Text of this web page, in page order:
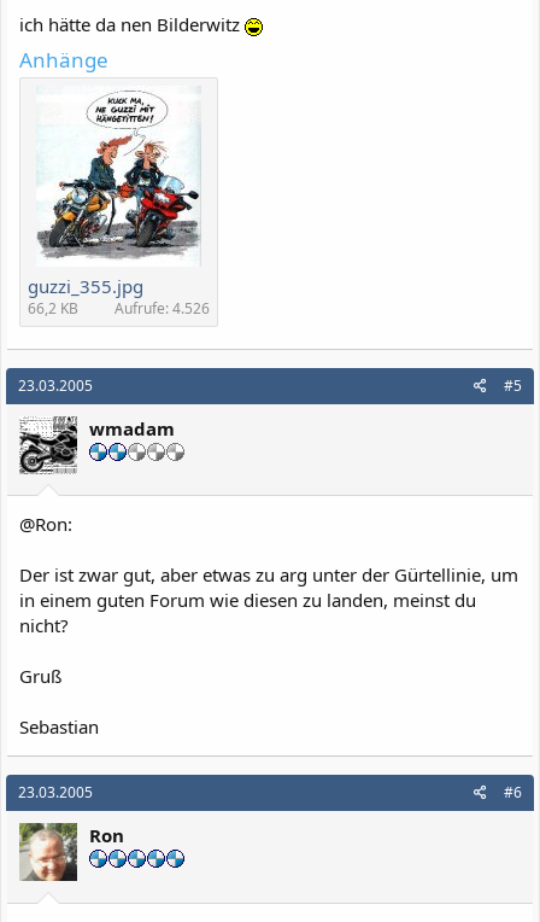
ich hätte da nen Bilderwitz
Anhänge
guzzi_355.jpg
66,2 KB Aufrufe: 4.526
23.03.2005 #5
wmadam
@Ron:
Der ist zwar gut, aber etwas zu arg unter der Gürtellinie, um
in einem guten Forum wie diesen zu landen, meinst du
nicht?
Gruß
Sebastian
23.03.2005 #6
Ron